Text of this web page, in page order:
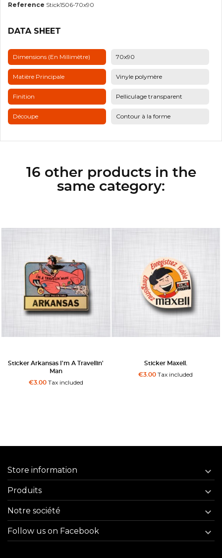
Reference Stick1506-70x90
DATA SHEET
Dimensions (en Millimètre) 70x90
Matière Principale Vinyle polymère
Finition Pelliculage transparent
Découpe Contour à la forme
16 other products in the
same category:
Sticker Arkansas I'm A Travellin'
Man
€3.00Tax included
Sticker Maxell.
€3.00 Tax included
Store information 
Produits 
Notre société 
Follow us on Facebook 